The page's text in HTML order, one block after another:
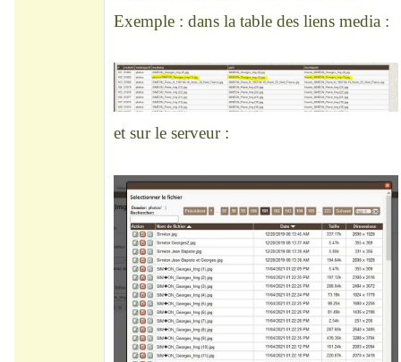
Exemple : dans la table des liens media :
et sur le serveur :